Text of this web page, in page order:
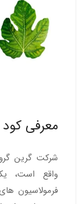
معرفی
شرکت گرین
واقع است،
فرمولاسیون